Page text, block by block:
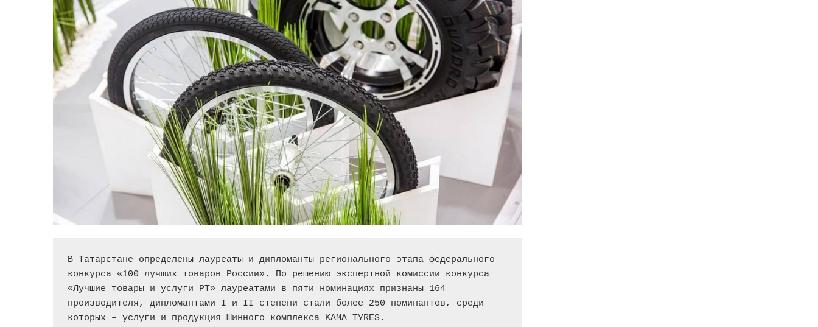
В Татарстане определены лауреаты и дипломанты регионального этапа федерального
конкурса «100 лучших товаров России». По решению экспертной комиссии конкурса
«Лучшие товары и услуги РТ» лауреатами в пяти номинациях признаны 164
производителя, дипломантами I и II степени стали более 250 номинантов, среди
которых – услуги и продукция Шинного комплекса KAMA TYRES.